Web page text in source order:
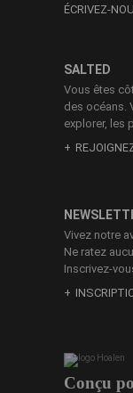
Conçu
SALTED
Vous êtes
des océans.
explorer, les
ÉCRIVEZ-
Vivez notre
Ne ratez
Inscrivez-